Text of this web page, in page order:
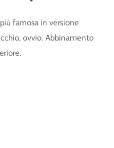
famosa in versione
ovvio. Abbinamento